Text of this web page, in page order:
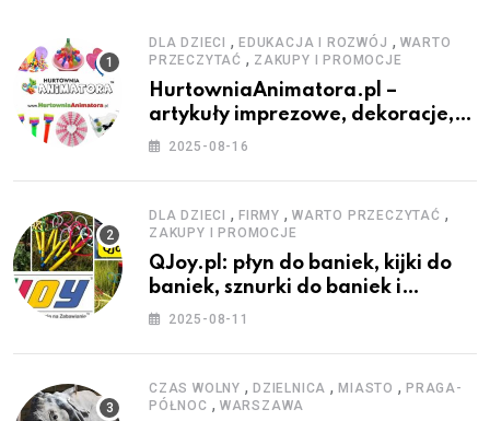
DLA DZIECI , EDUKACJA I ROZWÓJ , WARTO
PRZECZYTAĆ , ZAKUPY I PROMOCJE
HurtowniaAnimatora.pl –
artykuły imprezowe, dekoracje,
stroje i akcesoria dla animatorów
2025-08-16
DLA DZIECI , FIRMY , WARTO PRZECZYTAĆ ,
ZAKUPY I PROMOCJE
QJoy.pl: płyn do baniek, kijki do
baniek, sznurki do baniek i
zestawy do baniek
2025-08-11
CZAS WOLNY , DZIELNICA ,MIASTO ,PRAGA-
PÓŁNOC , WARSZAWA